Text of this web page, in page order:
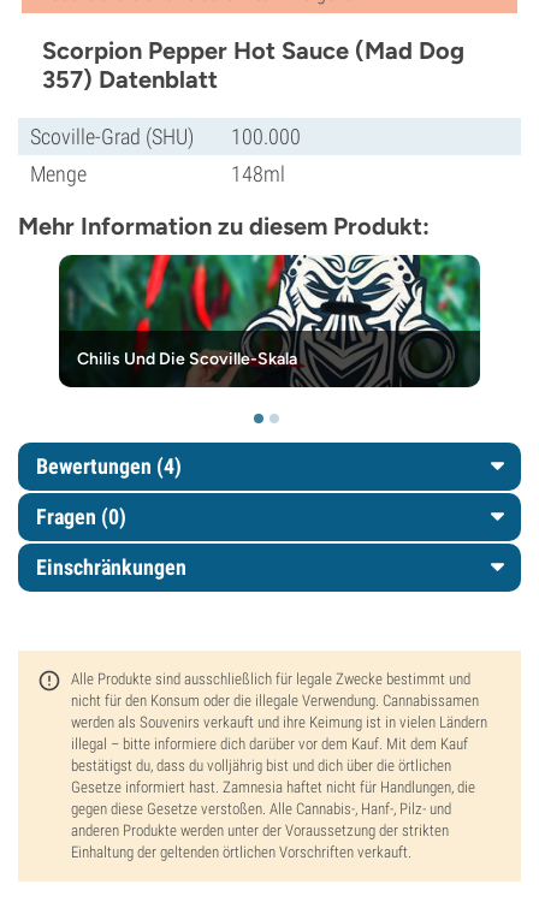
Scorpion Pepper Hot Sauce (Mad Dog
357) Datenblatt
Scoville-Grad (SHU)
100.000
Menge
148ml
Mehr Information zu diesem Produkt:
Chilis Und Die Scoville-Skala
Bewertungen (4)
Fragen (0)
Einschränkungen
Alle Produkte sind ausschließlich für legale Zwecke bestimmt und
nicht für den Konsum oder die illegale Verwendung. Cannabissamen
werden als Souvenirs verkauft und ihre Keimung ist in vielen Ländern
illegal – bitte informiere dich darüber vor dem Kauf. Mit dem Kauf
bestätigst du, dass du volljährig bist und dich über die örtlichen
Gesetze informiert hast. Zamnesia haftet nicht für Handlungen, die
gegen diese Gesetze verstoßen. Alle Cannabis-, Hanf-, Pilz- und
anderen Produkte werden unter der Voraussetzung der strikten
Einhaltung der geltenden örtlichen Vorschriften verkauft.